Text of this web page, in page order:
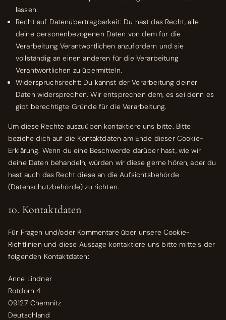
lassen.
Recht auf Datenübertragbarkeit: Du hast das Recht, alle
deine personenbezogenen Daten von dem für die
Verarbeitung Verantwortlichen anzufordern und sie
vollständig an einen anderen für die Verarbeitung
Verantwortlichen zu übermitteln.
Widerspruchsrecht: Du kannst der Verarbeitung deiner
Daten widersprechen. Wir entsprechen dem, es sei denn es
gibt berechtigte Gründe für die Verarbeitung.
Um diese Rechte auszuüben kontaktiere uns bitte. Bitte
beziehe dich auf die Kontaktdaten am Ende dieser Cookie-
Erklärung. Wenn du eine Beschwerde darüber hast, wie wir
deine Daten behandeln, würden wir diese gerne hören, aber du
hast auch das Recht diese an die Aufsichtsbehörde
(Datenschutzbehörde) zu richten.
10. Kontaktdaten
Für Fragen und/oder Kommentare über unsere Cookie-
Richtlinien und diese Aussage kontaktiere uns bitte mittels der
folgenden Kontaktdaten:
Anne Lindner
Rotdorn 4
09127 Chemnitz
Deutschland